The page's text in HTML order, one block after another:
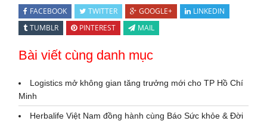
FACEBOOK TWITTER GOOGLE+
LINKEDIN
TUMBLR
PINTEREST MAIL
Bài viết cùng danh mục
Logistics mở không gian tăng trưởng mới cho TP Hồ Chí
Minh
Herbalife Việt Nam đồng hành cùng Báo Sức khỏe & Đời